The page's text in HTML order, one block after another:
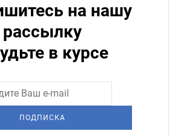
на нашу
рассылку
в курсе
ПОДПИСКА